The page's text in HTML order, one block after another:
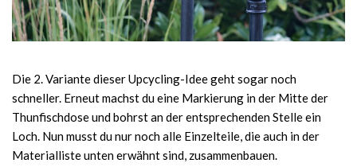
Die 2. Variante dieser Upcycling-Idee geht sogar noch
schneller. Erneut machst du eine Markierung in der Mitte der
Thunfischdose und bohrst an der entsprechenden Stelle ein
Loch. Nun musst du nur noch alle Einzelteile, die auch in der
Materialliste unten erwähnt sind, zusammenbauen.